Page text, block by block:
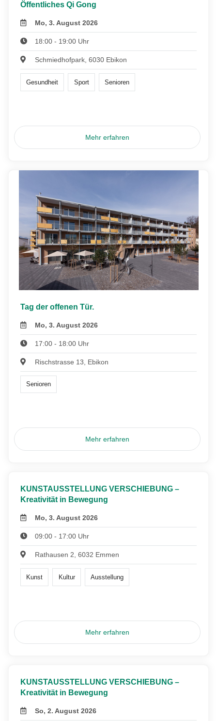
Öffentliches Qi Gong
Mo, 3. August 2026
18:00 - 19:00 Uhr
Schmiedhofpark, 6030 Ebikon
Gesundheit Sport Senioren
Mehr erfahren
Tag der offenen Tür.
Mo, 3. August 2026
17:00 - 18:00 Uhr
Rischstrasse 13, Ebikon
Senioren
Mehr erfahren
KUNSTAUSSTELLUNG VERSCHIEBUNG –
Kreativität in Bewegung
Mo, 3. August 2026
09:00 - 17:00 Uhr
Rathausen 2, 6032 Emmen
Kunst Kultur Ausstellung
Mehr erfahren
KUNSTAUSSTELLUNG VERSCHIEBUNG –
Kreativität in Bewegung
So, 2. August 2026